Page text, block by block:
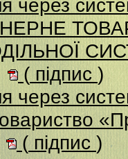
через
( підпис )
через
( підпис )